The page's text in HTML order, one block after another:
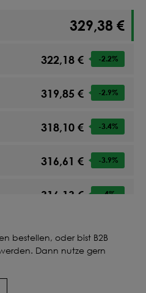
329,38 €
322,18 € -2.2%
319,85 € -2.9%
318,10 € -3.4%
316,61 € -3.9%
316,13 € -4%
bestellen, oder bist B2B
Dann nutze gern